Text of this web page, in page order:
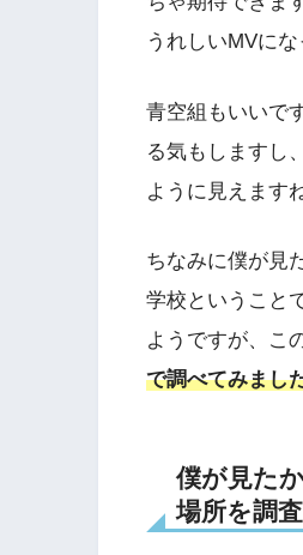
うれしいMVに
青空組もいいで
る気もしますし
ように見えますね
ちなみに僕が見
学校ということ
ようですが、こ
で調べてみまし
僕が見た
場所を調査